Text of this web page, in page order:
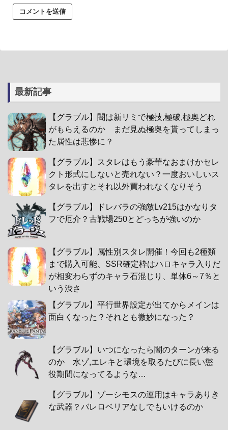
最新記事
【グラブル】闇は新リミで極技,極破,極奥どれ
がもらえるのか まだ見ぬ極奥を貰ってしまっ
た属性は悲惨に？
【グラブル】スタレはもう豪華なおまけかセレ
クト形式にしないと売れない？一度おいしいス
タレを出すとそれ以外買われなくなりそう
【グラブル】ドレバラの強敵Lv215はかなりタ
フで厄介？古戦場250とどっちが強いのか
【グラブル】属性別スタレ開催！今回も2種類
まで購入可能、SSR確定枠はハロキャラ入りだ
が相変わらずのキャラ石混じり、単体6～7％と
いう渋さ
【グラブル】平行世界設定が出てからメインは
面白くなった？それとも微妙になった？
【グラブル】いつになったら闇のターンが来る
のか 水ゾ,エレキと環境を取るたびに長い懲
役期間になってるような…
【グラブル】ゾーシモスの運用はキャラありき
な武器？バレロベリアなしでもいけるのか